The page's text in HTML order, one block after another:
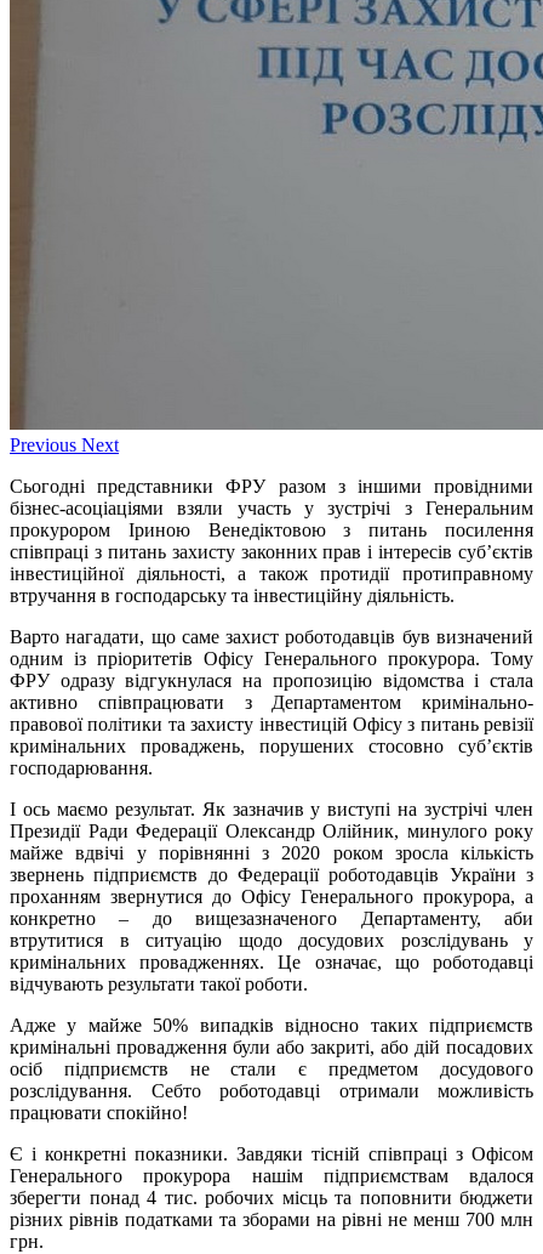
Previous Next
Сьогодні представники ФРУ разом з іншими провідними
бізнес-асоціаціями взяли участь у зустрічі з Генеральним
прокурором Іриною Венедіктовою з питань посилення
співпраці з питань захисту законних прав і інтересів суб’єктів
інвестиційної діяльності, а також протидії протиправному
втручання в господарську та інвестиційну діяльність.
Варто нагадати, що саме захист роботодавців був визначений
одним із пріоритетів Офісу Генерального прокурора. Тому
ФРУ одразу відгукнулася на пропозицію відомства і стала
активно співпрацювати з Департаментом кримінально-
правової політики та захисту інвестицій Офісу з питань ревізії
кримінальних проваджень, порушених стосовно суб’єктів
господарювання.
І ось маємо результат. Як зазначив у виступі на зустрічі член
Президії Ради Федерації Олександр Олійник, минулого року
майже вдвічі у порівнянні з 2020 роком зросла кількість
звернень підприємств до Федерації роботодавців України з
проханням звернутися до Офісу Генерального прокурора, а
конкретно – до вищезазначеного Департаменту, аби
втрутитися в ситуацію щодо досудових розслідувань у
кримінальних провадженнях. Це означає, що роботодавці
відчувають результати такої роботи.
Адже у майже 50% випадків відносно таких підприємств
кримінальні провадження були або закриті, або дій посадових
осіб підприємств не стали є предметом досудового
розслідування. Себто роботодавці отримали можливість
працювати спокійно!
Є і конкретні показники. Завдяки тісній співпраці з Офісом
Генерального прокурора нашім підприємствам вдалося
зберегти понад 4 тис. робочих місць та поповнити бюджети
різних рівнів податками та зборами на рівні не менш 700 млн
грн.